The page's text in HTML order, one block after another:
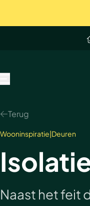
MENU
Terug
Wooninspiratie|Deuren
Naast het feit